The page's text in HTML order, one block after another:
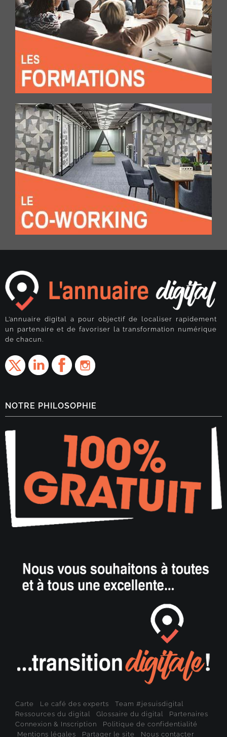
L’annuaire digital a pour objectif de localiser rapidement
un partenaire et de favoriser la transformation numérique
de chacun.
NOTRE PHILOSOPHIE
Carte Le café des experts
Team #jesuisdigital
Ressources du digital
Glossaire du digital
Partenaires
Connexion & Inscription
Politique de confidentialité
Mentions légales
Partager le site Nous contacter